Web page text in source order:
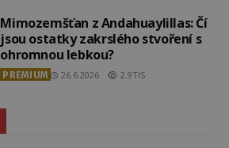
Mimozemšťan z Andahuaylillas: Čí
jsou ostatky zakrslého stvoření s
ohromnou lebkou?
PREMIUM 26.6.2026 2.9TIS